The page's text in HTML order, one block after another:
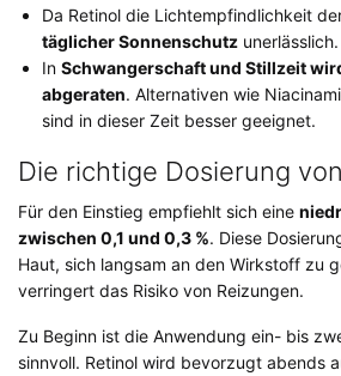
Da Retinol die Lichtempfindlichkeit
täglicher Sonnenschutz unerlässlich.
In Schwangerschaft und Stillzeit
abgeraten. Alternativen wie
sind in dieser Zeit besser geeignet.
Die richtige Dosierung
Für den Einstieg empfiehlt sich eine
zwischen 0,1 und 0,3 %. Diese
Haut, sich langsam an den Wirkstoff zu
verringert das Risiko von Reizungen.
Zu Beginn ist die Anwendung ein- bis
sinnvoll. Retinol wird bevorzugt abends